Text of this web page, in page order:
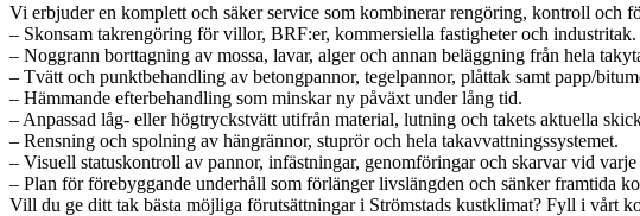
Vi erbjuder en komplett och säker service som kombinerar rengöring, kontroll och
– Skonsam takrengöring för villor, BRF:er, kommersiella fastigheter och industritak.
– Noggrann borttagning av mossa, lavar, alger och annan beläggning från hela
– Tvätt och punktbehandling av betongpannor, tegelpannor, plåttak samt papp/
– Hämmande efterbehandling som minskar ny påväxt under lång tid.
– Anpassad låg- eller högtryckstvätt utifrån material, lutning och takets aktuella
– Rensning och spolning av hängrännor, stuprör och hela takavvattningssystemet.
– Visuell statuskontroll av pannor, infästningar, genomföringar och skarvar vid varje
– Plan för förebyggande underhåll som förlänger livslängden och sänker framtida
Vill du ge ditt tak bästa möjliga förutsättningar i Strömstads kustklimat? Fyll i vårt